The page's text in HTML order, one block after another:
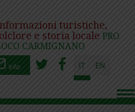
turistiche,
e storia locale PRO
CARMIGNANO
info IT EN